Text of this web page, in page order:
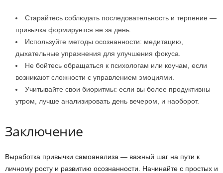
Старайтесь соблюдать последовательность и терпение —
привычка формируется не за день.
Используйте методы осознанности: медитацию,
дыхательные упражнения для улучшения фокуса.
Не бойтесь обращаться к психологам или коучам, если
возникают сложности с управлением эмоциями.
Учитывайте свои биоритмы: если вы более продуктивны
утром, лучше анализировать день вечером, и наоборот.
Заключение
Выработка привычки самоанализа — важный шаг на пути к
личному росту и развитию осознанности. Начинайте с простых и